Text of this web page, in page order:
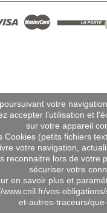
votre
accepter l’utilisation et
sur votre appareil
Cookies (petits fichiers
votre navigation,
reconnaitre lors de votre
sécuriser votre
en savoir plus et
www.cnil.fr/vos-
et-autres-traceurs/